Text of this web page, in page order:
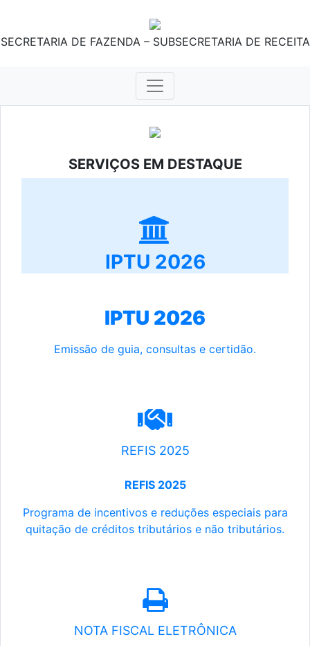
SECRETARIA DE FAZENDA – SUBSECRETARIA DE RECEITA
SERVIÇOS EM DESTAQUE
IPTU 2026
IPTU 2026
Emissão de guia, consultas e certidão.
REFIS 2025
REFIS 2025
Programa de incentivos e reduções especiais para
quitação de créditos tributários e não tributários.
NOTA FISCAL ELETRÔNICA